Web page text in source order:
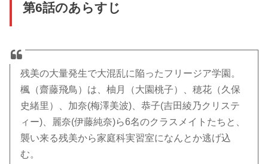
第6話のあらすじ
残美の大量発生で大混乱に陥ったフリージア学園。
楓（齋藤飛鳥）は、柚月（大園桃子）、穂花（久保
史緒里）、加奈(梅澤美波)、恭子(吉田綾乃クリステ
ィー)、麗奈(伊藤純奈)ら6名のクラスメイトたちと、
襲い来る残美から家庭科実習室になんとか逃げ込
む。